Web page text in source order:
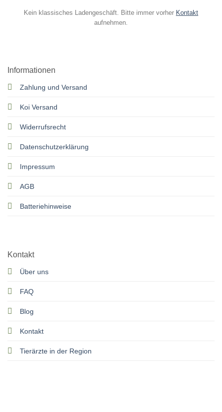
Kein klassisches Ladengeschäft. Bitte immer vorher Kontakt
aufnehmen.
Informationen
Zahlung und Versand
Koi Versand
Widerrufsrecht
Datenschutzerklärung
Impressum
AGB
Batteriehinweise
Kontakt
Über uns
FAQ
Blog
Kontakt
Tierärzte in der Region